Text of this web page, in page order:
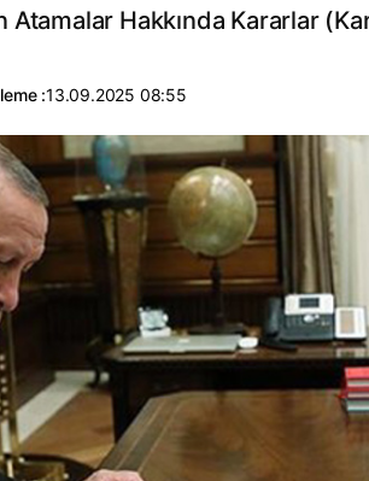
Atamalar Hakkında Kararlar
:13.09.2025 08:55